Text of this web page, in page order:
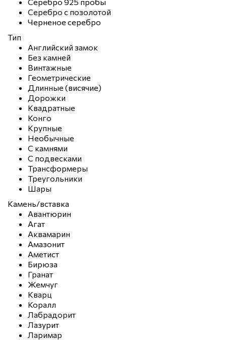
Серебро 925 пробы
Серебро с позолотой
Черненое серебро
Тип
Английский замок
Без камней
Винтажные
Геометрические
Длинные (висячие)
Дорожки
Квадратные
Конго
Крупные
Необычные
С камнями
С подвесками
Трансформеры
Треугольники
Шары
Камень/вставка
Авантюрин
Агат
Аквамарин
Амазонит
Аметист
Бирюза
Гранат
Жемчуг
Кварц
Коралл
Лабрадорит
Лазурит
Ларимар